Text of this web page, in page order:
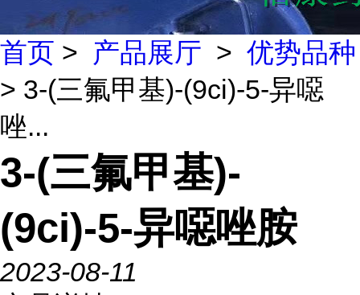
首页 > 产品展厅 > 优势品种
> 3-(三氟甲基)-(9ci)-5-异噁
唑...
3-(三氟甲基)-
(9ci)-5-异噁唑胺
2023-08-11